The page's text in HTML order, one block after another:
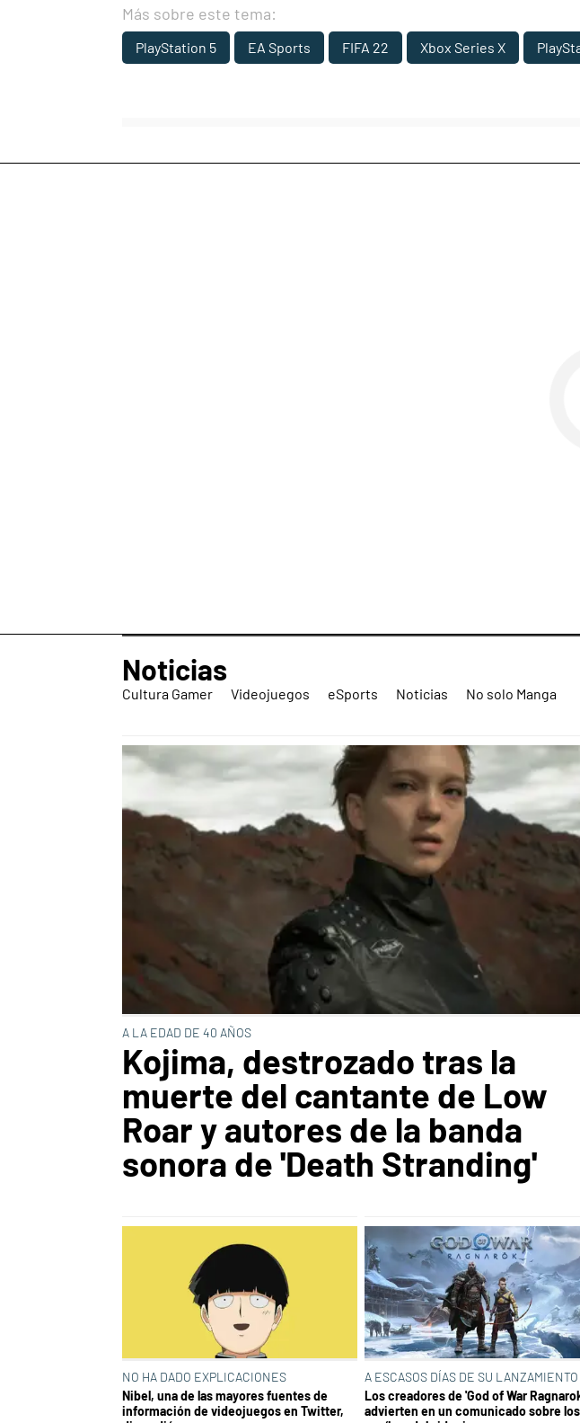
Más sobre este tema:
PlayStation 5 EA Sports FIFA 22 Xbox Series X
Noticias
Cultura Gamer Videojuegos eSports Noticias No solo Manga
A LA EDAD DE 40 AÑOS
Kojima, destrozado tras la
muerte del cantante de Low
Roar y autores de la banda
sonora de 'Death Stranding'
NO HA DADO EXPLICACIONES
Nibel, una de las mayores fuentes de
información de videojuegos en Twitter,
A ESCASOS DÍAS DE SU LANZAMIENTO
Los creadores de 'God of War
advierten en un comunicado sobre los